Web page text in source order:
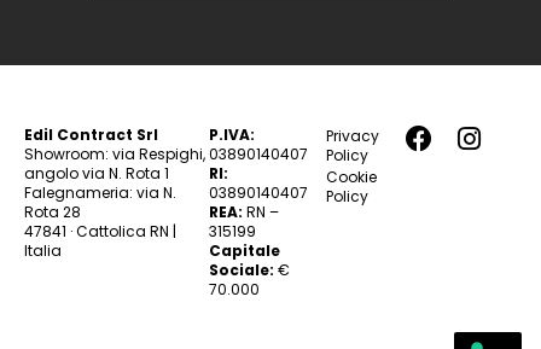
Edil Contract Srl
Showroom: via Respighi,
angolo via N. Rota 1
Falegnameria: via N.
Rota 28
47841 · Cattolica RN |
Italia
P.IVA:
03890140407
RI:
03890140407
REA: RN –
315199
Capitale
Sociale: €
70.000
Privacy
Policy
Cookie
Policy